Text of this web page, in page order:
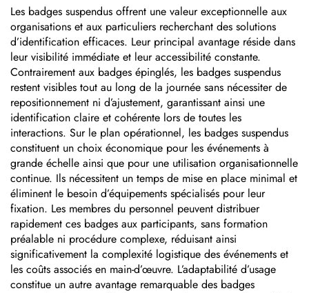
métallique
Les badges suspendus offrent une valeur exceptionnelle aux
organisations et aux particuliers recherchant des solutions
d’identification efficaces. Leur principal avantage réside dans
leur visibilité immédiate et leur accessibilité constante.
Contrairement aux badges épinglés, les badges suspendus
restent visibles tout au long de la journée sans nécessiter de
repositionnement ni d’ajustement, garantissant ainsi une
identification claire et cohérente lors de toutes les
interactions. Sur le plan opérationnel, les badges suspendus
constituent un choix économique pour les événements à
grande échelle ainsi que pour une utilisation organisationnelle
continue. Ils nécessitent un temps de mise en place minimal et
éliminent le besoin d’équipements spécialisés pour leur
fixation. Les membres du personnel peuvent distribuer
rapidement ces badges aux participants, sans formation
préalable ni procédure complexe, réduisant ainsi
significativement la complexité logistique des événements et
les coûts associés en main-d’œuvre. L’adaptabilité d’usage
constitue un autre avantage remarquable des badges